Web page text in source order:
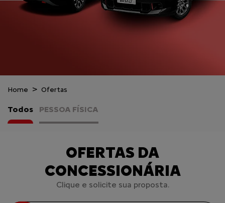
Home Ofertas
Todos PESSOA FÍSICA
OFERTAS DA
CONCESSIONÁRIA
Clique e solicite sua proposta.